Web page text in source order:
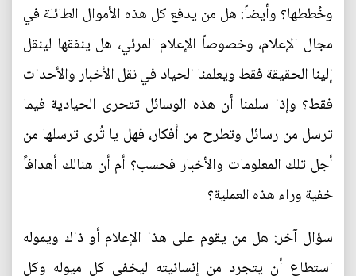
وخُططها؟ وأيضاً: هل من يدفع كل هذه الأموال الطائلة في
مجال الإعلام، وخصوصاً الإعلام المرئي، هل ينفقها لينقل
إلينا الحقيقة فقط ويعلمنا الحياد في نقل الأخبار والأحداث
فقط؟ وإذا سلمنا أن هذه الوسائل تتحرى الحيادية فيما
ترسل من رسائل وتطرح من أفكار، فهل يا تُرى ترسلها من
أجل تلك المعلومات والأخبار فحسب؟ أم أن هنالك أهدافاً
خفية وراء هذه العملية؟
سؤال آخر: هل من يقوم على هذا الإعلام أو ذاك ويموله
استطاع أن يتجرد من إنسانيته ليخفي كل ميوله وكل